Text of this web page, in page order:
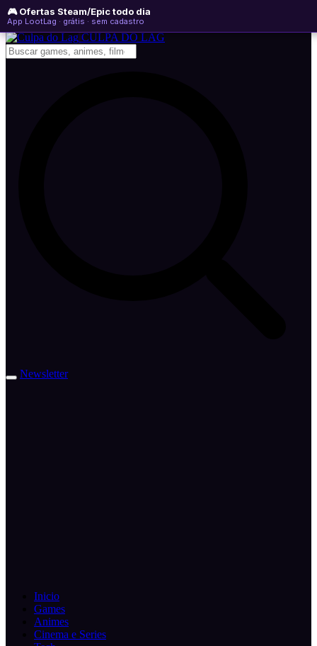
🎮 Ofertas Steam/Epic todo dia
App LootLag · grátis · sem cadastro
sábado, 08 de agosto de 2026 WhatsApp
Newsletter
CULPA DO LAG
Newsletter
Inicio
Games
Animes
Cinema e Series